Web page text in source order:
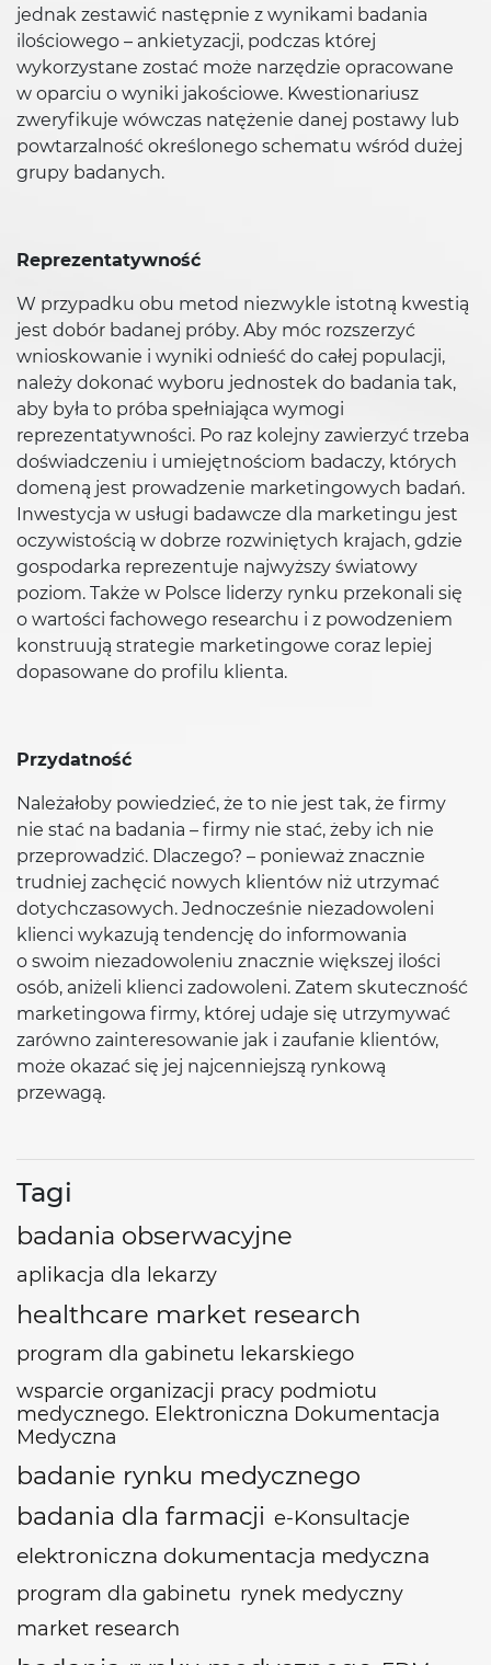
jednak zestawić następnie z wynikami badania
ilościowego – ankietyzacji, podczas której
wykorzystane zostać może narzędzie opracowane
w oparciu o wyniki jakościowe. Kwestionariusz
zweryfikuje wówczas natężenie danej postawy lub
powtarzalność określonego schematu wśród dużej
grupy badanych.
Reprezentatywność
W przypadku obu metod niezwykle istotną kwestią
jest dobór badanej próby. Aby móc rozszerzyć
wnioskowanie i wyniki odnieść do całej populacji,
należy dokonać wyboru jednostek do badania tak,
aby była to próba spełniająca wymogi
reprezentatywności. Po raz kolejny zawierzyć trzeba
doświadczeniu i umiejętnościom badaczy, których
domeną jest prowadzenie marketingowych badań.
Inwestycja w usługi badawcze dla marketingu jest
oczywistością w dobrze rozwiniętych krajach, gdzie
gospodarka reprezentuje najwyższy światowy
poziom. Także w Polsce liderzy rynku przekonali się
o wartości fachowego researchu i z powodzeniem
konstruują strategie marketingowe coraz lepiej
dopasowane do profilu klienta.
Przydatność
Należałoby powiedzieć, że to nie jest tak, że firmy
nie stać na badania – firmy nie stać, żeby ich nie
przeprowadzić. Dlaczego? – ponieważ znacznie
trudniej zachęcić nowych klientów niż utrzymać
dotychczasowych. Jednocześnie niezadowoleni
klienci wykazują tendencję do informowania
o swoim niezadowoleniu znacznie większej ilości
osób, aniżeli klienci zadowoleni. Zatem skuteczność
marketingowa firmy, której udaje się utrzymywać
zarówno zainteresowanie jak i zaufanie klientów,
może okazać się jej najcenniejszą rynkową
przewagą.
Tagi
badania obserwacyjne
aplikacja dla lekarzy
healthcare market research
program dla gabinetu lekarskiego
wsparcie organizacji pracy podmiotu
medycznego. Elektroniczna Dokumentacja
Medyczna
badanie rynku medycznego
badania dla farmacji e-Konsultacje
elektroniczna dokumentacja medyczna
program dla gabinetu rynek medyczny
market research